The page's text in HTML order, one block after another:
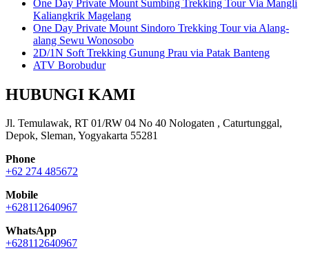
One Day Private Mount Sumbing Trekking Tour Via Mangli
Kaliangkrik Magelang
One Day Private Mount Sindoro Trekking Tour via Alang-
alang Sewu Wonosobo
2D/1N Soft Trekking Gunung Prau via Patak Banteng
ATV Borobudur
HUBUNGI KAMI
Jl. Temulawak, RT 01/RW 04 No 40 Nologaten , Caturtunggal,
Depok, Sleman, Yogyakarta 55281
Phone
+62 274 485672
Mobile
+628112640967
WhatsApp
+628112640967